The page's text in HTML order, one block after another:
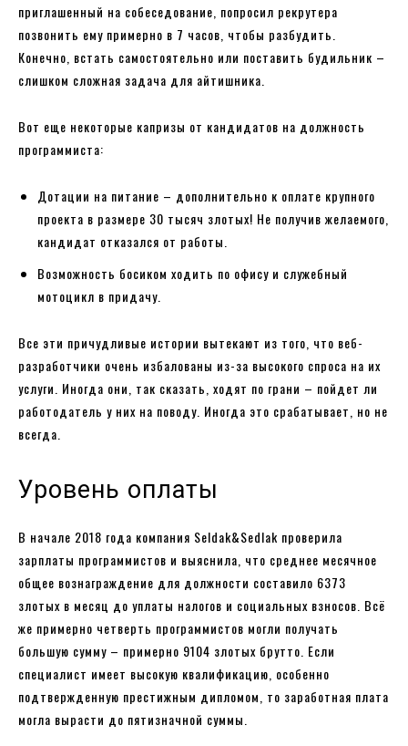
приглашенный на собеседование, попросил рекрутера
позвонить ему примерно в 7 часов, чтобы разбудить.
Конечно, встать самостоятельно или поставить будильник –
слишком сложная задача для айтишника.
Вот еще некоторые капризы от кандидатов на должность
программиста:
Дотации на питание – дополнительно к оплате крупного
проекта в размере 30 тысяч злотых! Не получив желаемого,
кандидат отказался от работы.
Возможность босиком ходить по офису и служебный
мотоцикл в придачу.
Все эти причудливые истории вытекают из того, что веб-
разработчики очень избалованы из-за высокого спроса на их
услуги. Иногда они, так сказать, ходят по грани – пойдет ли
работодатель у них на поводу. Иногда это срабатывает, но не
всегда.
Уровень оплаты
В начале 2018 года компания Seldak&Sedlak проверила
зарплаты программистов и выяснила, что среднее месячное
общее вознаграждение для должности составило 6373
злотых в месяц до уплаты налогов и социальных взносов. Всё
же примерно четверть программистов могли получать
большую сумму – примерно 9104 злотых брутто. Если
специалист имеет высокую квалификацию, особенно
подтвержденную престижным дипломом, то заработная плата
могла вырасти до пятизначной суммы.